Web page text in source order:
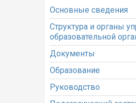
Основные сведения
Структура и органы
образовательной
Документы
Образование
Руководство